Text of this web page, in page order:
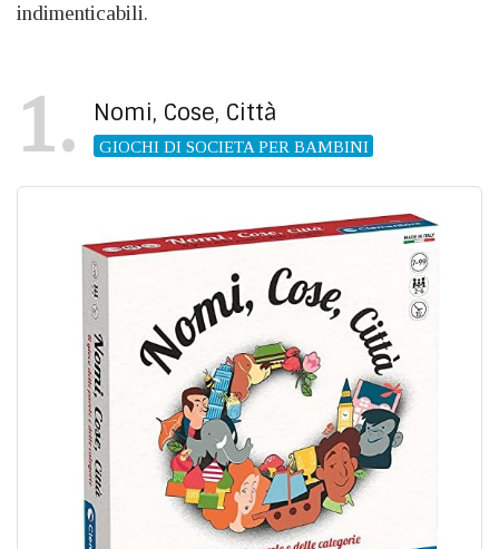
indimenticabili.
1 Nomi, Cose, Città
GIOCHI DI SOCIETA PER BAMBINI